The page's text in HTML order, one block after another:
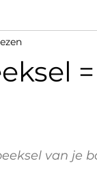
Lactatiekunde
van je